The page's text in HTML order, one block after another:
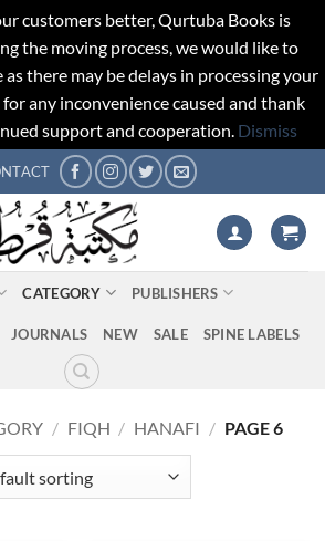
customers better, Qurtuba Books is
the moving process, we would like to
there may be delays in processing your
any inconvenience caused and thank
support and cooperation. Dismiss
CATEGORY PUBLISHERS
JOURNALS NEW SALE SPINE LABELS
/ FIQH / HANAFI / PAGE 6